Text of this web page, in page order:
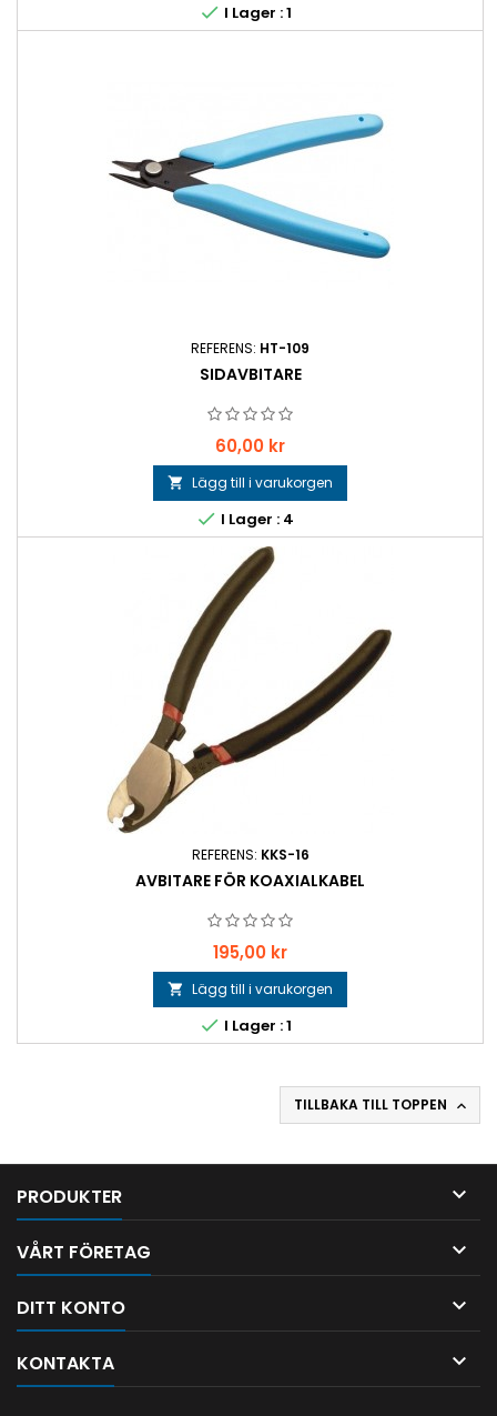
 I Lager : 1
REFERENS: HT-109
SIDAVBITARE
Pris
60,00 kr
 Lägg till i varukorgen
 I Lager : 4
REFERENS: KKS-16
AVBITARE FÖR KOAXIALKABEL
Pris
195,00 kr
 Lägg till i varukorgen
 I Lager : 1
TILLBAKA TILL TOPPEN 
PRODUKTER 
VÅRT FÖRETAG 
DITT KONTO 
KONTAKTA 